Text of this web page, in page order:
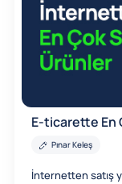
E-ticarette En
Pınar Keleş
İnternetten satış